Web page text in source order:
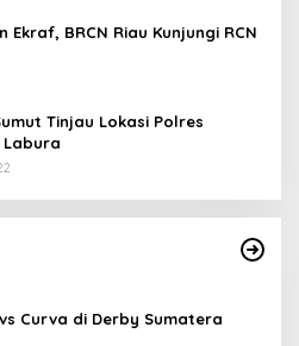
Ekraf, BRCN Riau Kunjungi RCN
Tinjau Lokasi Polres
Labura
Curva di Derby Sumatera